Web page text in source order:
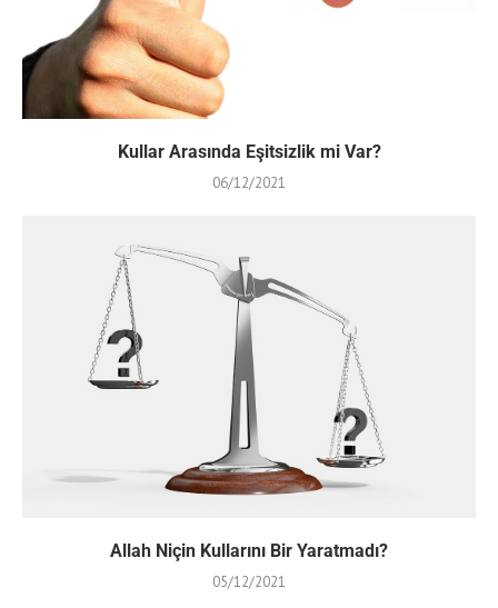
Kullar Arasında Eşitsizlik mi Var?
06/12/2021
Allah Niçin Kullarını Bir Yaratmadı?
05/12/2021